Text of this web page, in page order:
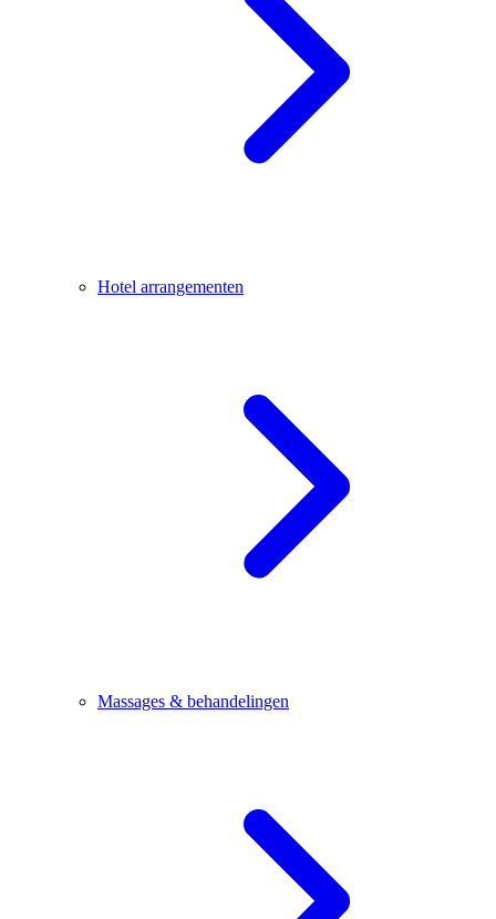
Hotel arrangementen
Massages & behandelingen